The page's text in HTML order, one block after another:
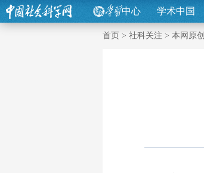
中心 学术中国
首页 > 社科关注 > 本网原创